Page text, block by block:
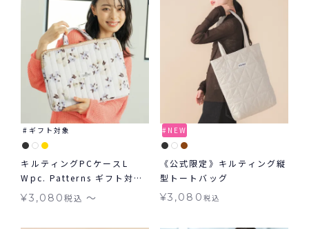
ギフト対象
キルティングPCケースL
Wpc. Patterns ギフト対象
グッズ
¥3,080税込 〜
NEW
《公式限定》キルティング縦
型トートバッグ
¥3,080 税込